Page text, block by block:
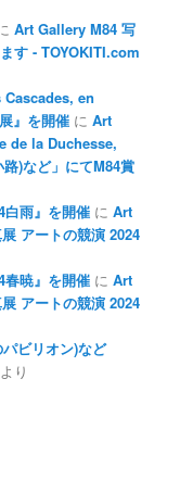
Art Gallery M84 写
す - TOYOKITI.com
en
』を開催 にArt
de la Duchesse,
)など」にてM84賞
白雨』を開催 にArt
アートの競演 2024
春暁』を開催 にArt
アートの競演 2024
ビリオン)など
より